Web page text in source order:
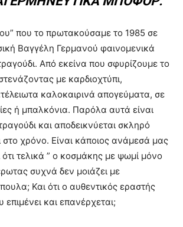
που το πρωτακούσαμε το 1985 σε
Βαγγέλη Γερμανού φαινομενικά
Από εκείνα που σφυρίζουμε το
με καρδιοχτύπι,
καλοκαιρινά απογεύματα, σε
ή μπαλκόνια. Παρόλα αυτά είναι
και αποδεικνύεται σκληρό
στο χρόνο. Είναι κάποιος ανάμεσά μας
ότι τελικά ” ο κοσμάκης με ψωμί μόνο
συχνά δεν μοιάζει με
Και ότι ο αυθεντικός εραστής
επιμένει και επανέρχεται;